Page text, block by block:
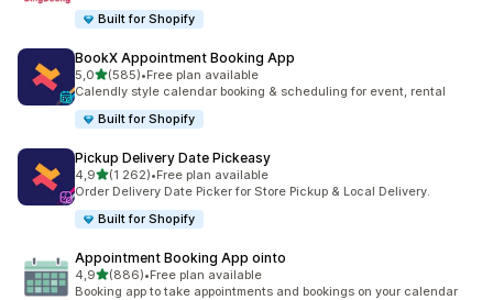
Built for Shopify
BookX Appointment Booking App
5,0na 5 gwiazdek
(585)
Łączna liczba recenzji: 585
•Free plan available
Calendly style calendar booking & scheduling for event, rental
Built for Shopify
Pickup Delivery Date Pickeasy
4,9na 5 gwiazdek
(1 262)
Łączna liczba recenzji: 1262
•Free plan available
Order Delivery Date Picker for Store Pickup & Local Delivery.
Built for Shopify
Appointment Booking App ointo
4,9na 5 gwiazdek
(886)
Łączna liczba recenzji: 886
•Free plan available
Booking app to take appointments and bookings on your calendar